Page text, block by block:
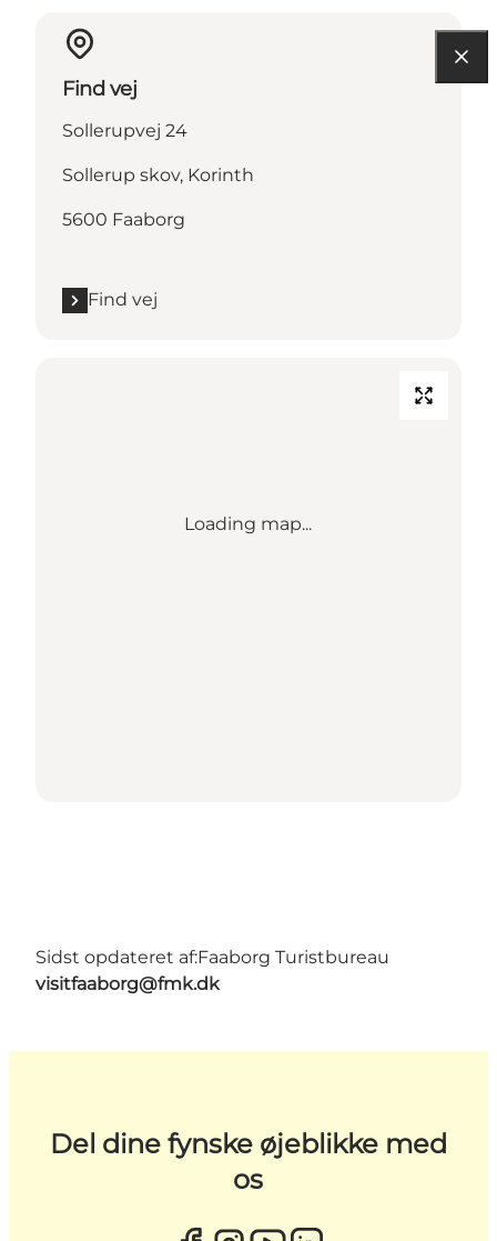
Find vej
Sollerupvej 24
Sollerup skov, Korinth
5600 Faaborg
Find vej
Loading map...
Sidst opdateret af:Faaborg Turistbureau
visitfaaborg@fmk.dk
Del dine fynske øjeblikke med
os